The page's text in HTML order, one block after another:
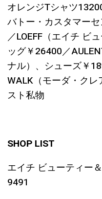
オレンジTシャツ
バトー・カスタマー
／LOEFF（エイチ ビ
ッグ￥26400／
ナル）、シューズ￥
WALK（モーダ・クレ
スト私物
SHOP LIST
エイチ ビューティ
9491